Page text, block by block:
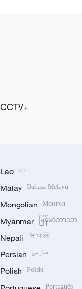
CCTV+
Lao ລາວ
Malay Bahasa Melayu
Mongolian Монгол
Myanmar မြန်မာဘာသာ
Nepali नेपाली
Persian فارسی
Polish Polski
Português